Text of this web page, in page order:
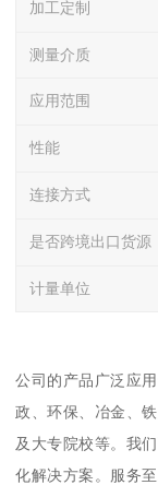
加工定制
测量介质
应用范围
性能
连接方式
是否跨境出口货源
计量单位
公司的产品广泛应
政、环保、冶金、
及大专院校等。我
化解决方案。服务